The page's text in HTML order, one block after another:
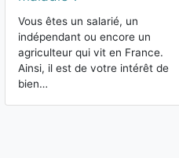
Vous êtes un salarié, un
indépendant ou encore un
agriculteur qui vit en France.
Ainsi, il est de votre intérêt de
bien…